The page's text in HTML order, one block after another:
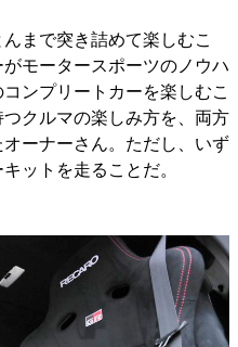
まで突き詰めて楽しむこ
モータースポーツのノウハ
ンプリートカーを楽しむこ
クルマの楽しみ方を、両方
ーナーさん。ただし、いず
ットを走ることだ。